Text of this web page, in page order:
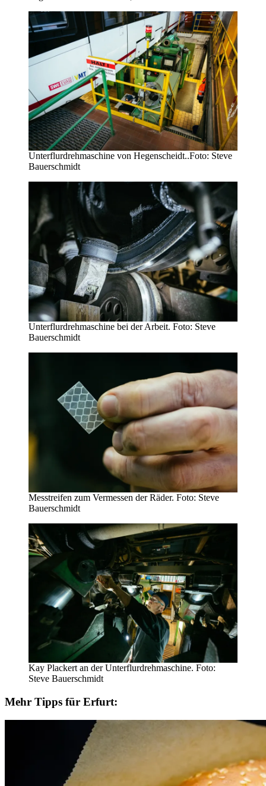
Unterflurdrehmaschine von Hegenscheidt..Foto: Steve
Bauerschmidt
Unterflurdrehmaschine bei der Arbeit. Foto: Steve
Bauerschmidt
Messtreifen zum Vermessen der Räder. Foto: Steve
Bauerschmidt
Kay Plackert an der Unterflurdrehmaschine. Foto:
Steve Bauerschmidt
Mehr Tipps für Erfurt: